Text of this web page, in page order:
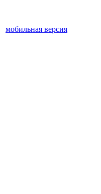
мобильная версия